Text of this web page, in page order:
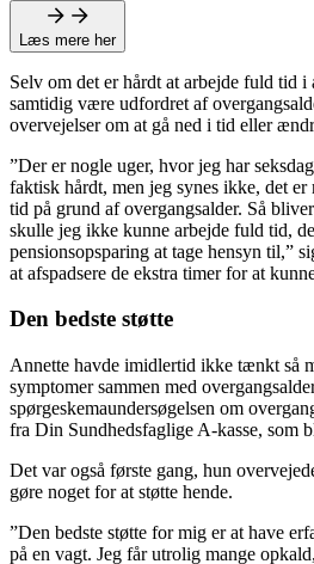
Læs mere her
Selv om det er hårdt at arbejde fuld tid i
samtidig være udfordret af
overvejelser om at gå ned i tid eller
”Der er nogle uger, hvor jeg har
faktisk hårdt, men jeg synes ikke, det
tid på grund af overgangsalder. Så
skulle jeg ikke kunne arbejde fuld tid,
pensionsopsparing at tage hensyn til,”
at afspadsere de ekstra timer for at
Den bedste støtte
Annette havde imidlertid ikke tænkt så
symptomer sammen med
spørgeskemaundersøgelsen om
fra Din Sundhedsfaglige A-kasse, som
Det var også første gang, hun
gøre noget for at støtte hende.
”Den bedste støtte for mig er at have
på en vagt. Jeg får utrolig mange